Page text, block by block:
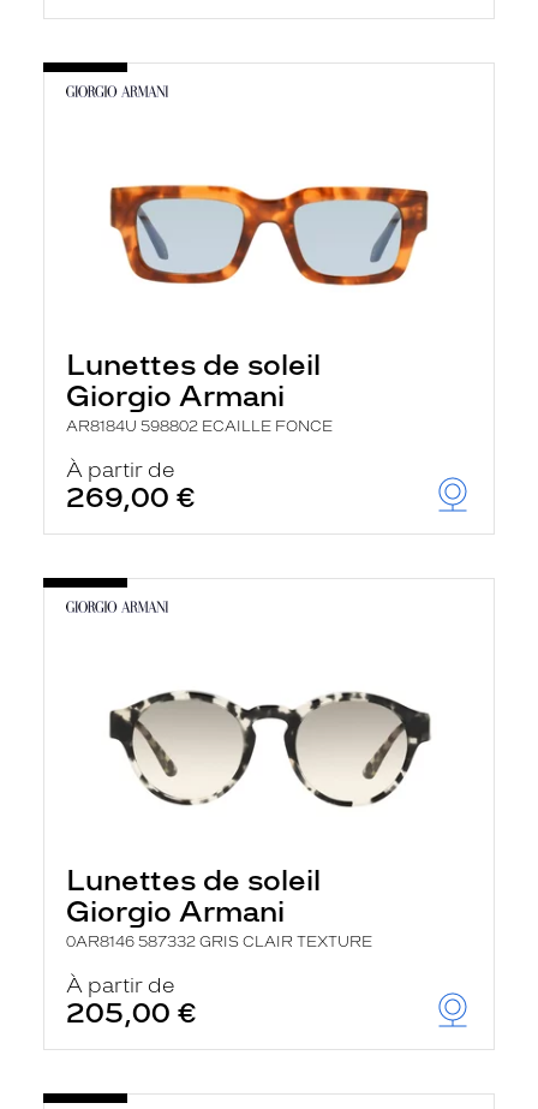
Lunettes de soleil
Giorgio Armani
AR8184U 598802 ECAILLE FONCE
À partir de
269,00 €
Lunettes de soleil
Giorgio Armani
0AR8146 587332 GRIS CLAIR TEXTURE
À partir de
205,00 €